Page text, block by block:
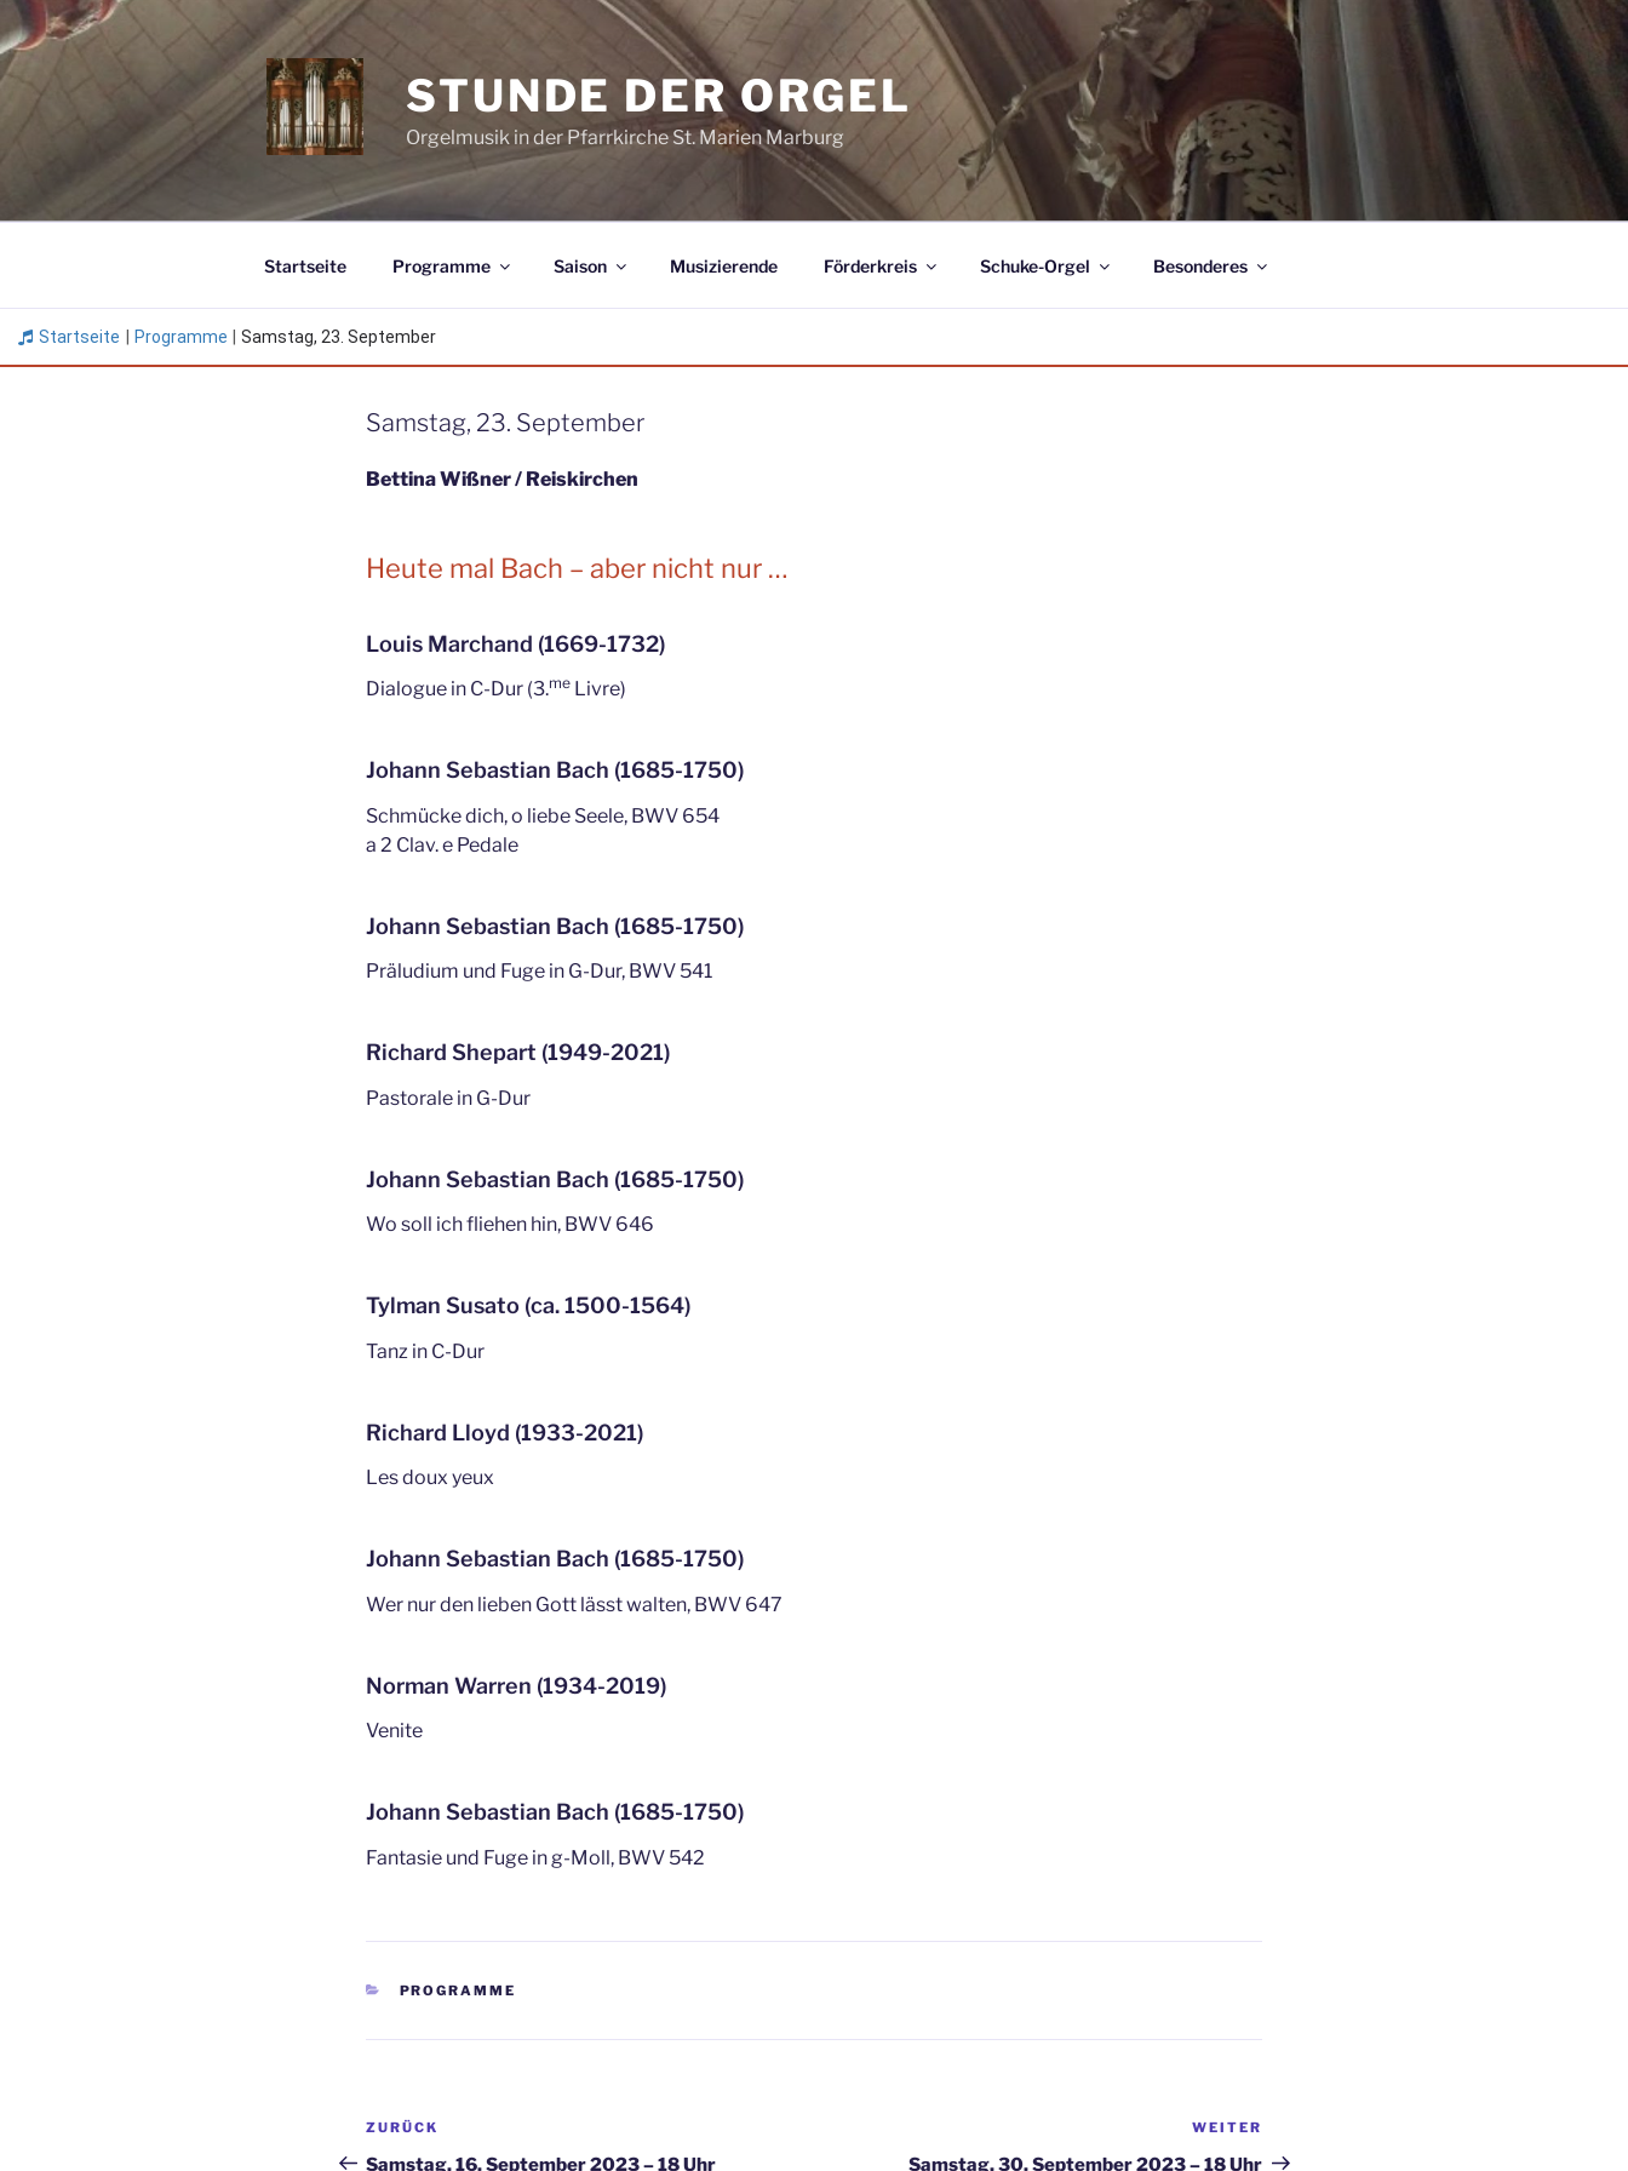
Zum
Inhalt
springen
STUNDE DER ORGEL
Orgelmusik in der Pfarrkirche St. Marien Marburg
Startseite Programme Saison Musizierende Förderkreis Schuke-Orgel Besonderes
Startseite Programme Samstag, 23. September
Samstag, 23. September
Bettina Wißner / Reiskirchen
Heute mal Bach – aber nicht nur …
Louis Marchand (1669-1732)
Dialogue in C-Dur (3.me Livre)
Johann Sebastian Bach (1685-1750)
Schmücke dich, o liebe Seele, BWV 654
a 2 Clav. e Pedale
Johann Sebastian Bach (1685-1750)
Präludium und Fuge in G-Dur, BWV 541
Richard Shepart (1949-2021)
Pastorale in G-Dur
Johann Sebastian Bach (1685-1750)
Wo soll ich fliehen hin, BWV 646
Tylman Susato (ca. 1500-1564)
Tanz in C-Dur
Richard Lloyd (1933-2021)
Les doux yeux
Johann Sebastian Bach (1685-1750)
Wer nur den lieben Gott lässt walten, BWV 647
Norman Warren (1934-2019)
Venite
Johann Sebastian Bach (1685-1750)
Fantasie und Fuge in g-Moll, BWV 542
KATEGORIEN
PROGRAMME
Beitragsnavigation
Vorheriger
Beitrag
ZURÜCK
Samstag, 16. September 2023 – 18 Uhr
Beitrag
WEITER
Samstag, 30. September 2023 – 18 Uhr